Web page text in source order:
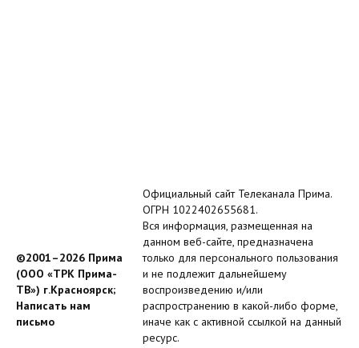
©2001–2026 Прима
(ООО «ТРК Прима-
ТВ») г.Красноярск;
Написать нам
письмо
Официальный сайт Телеканала Прима.
ОГРН 1022402655681.
Вся информация, размещенная на
данном веб-сайте, предназначена
только для персонального пользования
и не подлежит дальнейшему
воспроизведению и/или
распространению в какой-либо форме,
иначе как с активной ссылкой на данный
ресурс.